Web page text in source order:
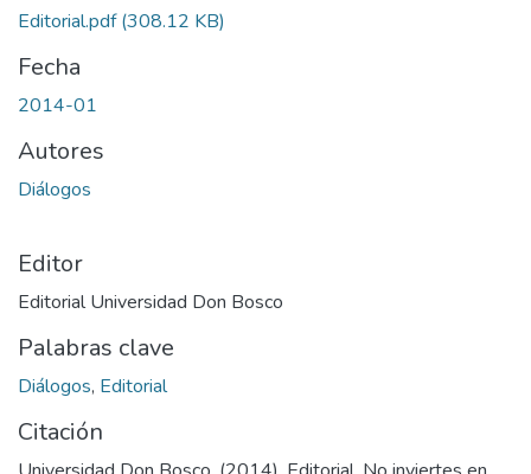
Editorial.pdf(308.12 KB)
Fecha
2014-01
Autores
Diálogos
Editor
Editorial Universidad Don Bosco
Palabras clave
Diálogos, Editorial
Citación